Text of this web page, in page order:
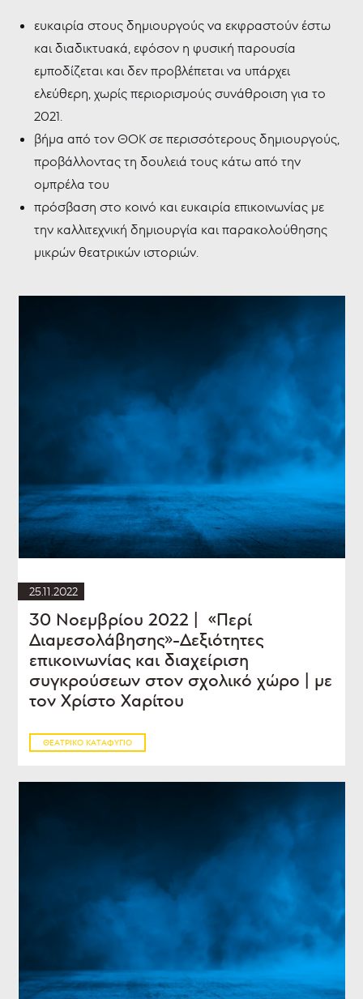
ευκαιρία στους δημιουργούς να εκφραστούν έστω
και διαδικτυακά, εφόσον η φυσική παρουσία
εμποδίζεται και δεν προβλέπεται να υπάρχει
ελεύθερη, χωρίς περιορισμούς συνάθροιση για το
2021.
βήμα από τον ΘΟΚ σε περισσότερους δημιουργούς,
προβάλλοντας τη δουλειά τους κάτω από την
ομπρέλα του
πρόσβαση στο κοινό και ευκαιρία επικοινωνίας με
την καλλιτεχνική δημιουργία και παρακολούθησης
μικρών θεατρικών ιστοριών.
25.11.2022
30 Νοεμβρίου 2022 | «Περί
Διαμεσολάβησης»-Δεξιότητες
επικοινωνίας και διαχείριση
συγκρούσεων στον σχολικό χώρο | με
τον Χρίστο Χαρίτου
ΘΕΑΤΡΙΚΌ ΚΑΤΑΦΎΓΙΟ